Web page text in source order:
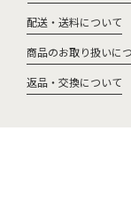
配送・送料について
商品のお取り扱いに
返品・交換について